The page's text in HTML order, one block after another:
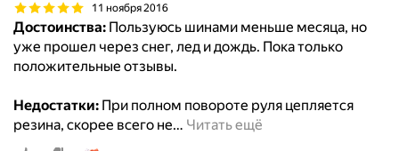
11 ноября 2016
Достоинства: Пользуюсь шинами меньше месяца, но
уже прошел через снег, лед и дождь. Пока только
положительные отзывы.
Недостатки: При полном повороте руля цепляется
резина, скорее всего не… Читать ещё